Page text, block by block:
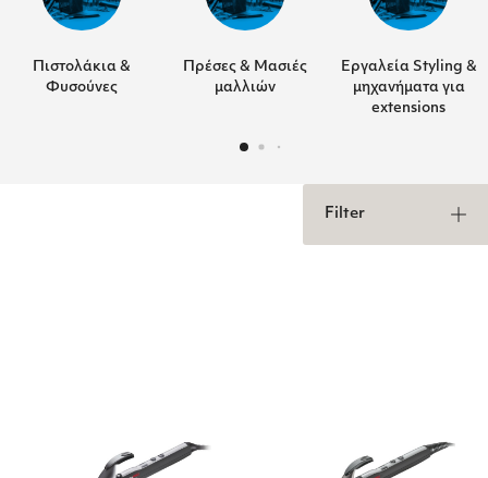
Πιστολάκια &
Φυσούνες
Πρέσες & Μασιές
μαλλιών
Εργαλεία Styling &
μηχανήματα για
extensions
Filter